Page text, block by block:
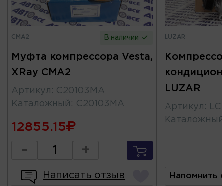
CMA2 В наличии
Муфта компрессора Vesta,
XRay CMA2
Артикул : C20103MA
Каталожный : C20103MA
12855.15
- +
Написать отзыв
LUZAR
LUZAR
Артикул :
Напомнить